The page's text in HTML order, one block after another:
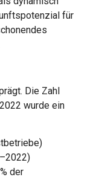
für
Die Zahl
wurde ein
der